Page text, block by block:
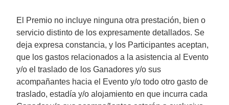
El Premio no incluye ninguna otra prestación, bien o
servicio distinto de los expresamente detallados. Se
deja expresa constancia, y los Participantes aceptan,
que los gastos relacionados a la asistencia al Evento
y/o el traslado de los Ganadores y/o sus
acompañantes hacia el Evento y/o todo otro gasto de
traslado, estadía y/o alojamiento en que incurra cada